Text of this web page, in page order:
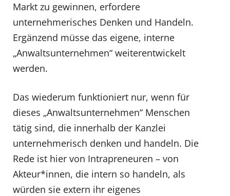
Markt zu gewinnen, erfordere
unternehmerisches Denken und Handeln.
Ergänzend müsse das eigene, interne
„Anwaltsunternehmen“ weiterentwickelt
werden.
Das wiederum funktioniert nur, wenn für
dieses „Anwaltsunternehmen“ Menschen
tätig sind, die innerhalb der Kanzlei
unternehmerisch denken und handeln. Die
Rede ist hier von Intrapreneuren – von
Akteur*innen, die intern so handeln, als
würden sie extern ihr eigenes